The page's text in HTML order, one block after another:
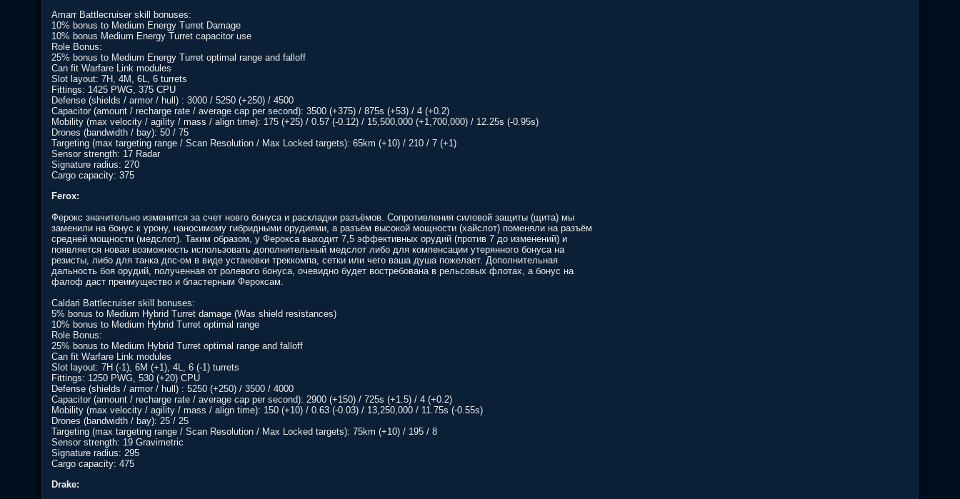
Amarr Battlecruiser skill bonuses:
10% bonus to Medium Energy Turret Damage
10% bonus Medium Energy Turret capacitor use
Role Bonus:
25% bonus to Medium Energy Turret optimal range and falloff
Can fit Warfare Link modules
Slot layout: 7H, 4M, 6L, 6 turrets
Fittings: 1425 PWG, 375 CPU
Defense (shields / armor / hull) : 3000 / 5250 (+250) / 4500
Capacitor (amount / recharge rate / average cap per second): 3500 (+375) / 875s (+53) / 4 (+0.2)
Mobility (max velocity / agility / mass / align time): 175 (+25) / 0.57 (-0.12) / 15,500,000 (+1,700,000) / 12.25s (-0.95s)
Drones (bandwidth / bay): 50 / 75
Targeting (max targeting range / Scan Resolution / Max Locked targets): 65km (+10) / 210 / 7 (+1)
Sensor strength: 17 Radar
Signature radius: 270
Cargo capacity: 375
Ferox:
Ферокс значительно изменится за счет новго бонуса и раскладки разъёмов. Сопротивления силовой защиты (щита) мы
заменили на бонус к урону, наносимому гибридными орудиями, а разъём высокой мощности (хайслот) поменяли на разъём
средней мощности (медслот). Таким образом, у Ферокса выходит 7,5 эффективных орудий (против 7 до изменений) и
появляется новая возможность использовать дополнительный медслот либо для компенсации утерянного бонуса на
резисты, либо для танка дпс-ом в виде установки треккомпа, сетки или чего ваша душа пожелает. Дополнительная
дальность боя орудий, полученная от ролевого бонуса, очевидно будет востребована в рельсовых флотах, а бонус на
фалоф даст преимущество и бластерным Фероксам.
Caldari Battlecruiser skill bonuses:
5% bonus to Medium Hybrid Turret damage (Was shield resistances)
10% bonus to Medium Hybrid Turret optimal range
Role Bonus:
25% bonus to Medium Hybrid Turret optimal range and falloff
Can fit Warfare Link modules
Slot layout: 7H (-1), 6M (+1), 4L, 6 (-1) turrets
Fittings: 1250 PWG, 530 (+20) CPU
Defense (shields / armor / hull) : 5250 (+250) / 3500 / 4000
Capacitor (amount / recharge rate / average cap per second): 2900 (+150) / 725s (+1.5) / 4 (+0.2)
Mobility (max velocity / agility / mass / align time): 150 (+10) / 0.63 (-0.03) / 13,250,000 / 11.75s (-0.55s)
Drones (bandwidth / bay): 25 / 25
Targeting (max targeting range / Scan Resolution / Max Locked targets): 75km (+10) / 195 / 8
Sensor strength: 19 Gravimetric
Signature radius: 295
Cargo capacity: 475
Drake: